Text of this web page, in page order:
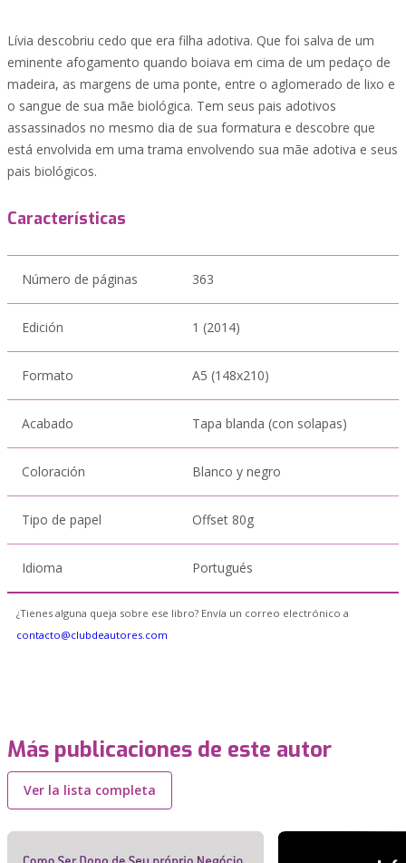
Lívia descobriu cedo que era filha adotiva. Que foi salva de um
eminente afogamento quando boiava em cima de um pedaço de
madeira, as margens de uma ponte, entre o aglomerado de lixo e
o sangue de sua mãe biológica. Tem seus pais adotivos
assassinados no mesmo dia de sua formatura e descobre que
está envolvida em uma trama envolvendo sua mãe adotiva e seus
pais biológicos.
Características
Número de páginas 363
Edición 1 (2014)
Formato A5 (148x210)
Acabado Tapa blanda (con solapas)
Coloración Blanco y negro
Tipo de papel Offset 80g
Idioma Portugués
¿Tienes alguna queja sobre ese libro? Envía un correo electrónico a
contacto@clubdeautores.com
Más publicaciones de este autor
Ver la lista completa